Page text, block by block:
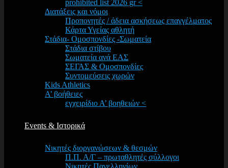
prohibited list 2026 gr <
Διατάξεις και νόμοι
Προπονητές / άδεια ασκήσεως επαγγέλματος
Κάρτα Υγείας αθλητή
Στάδια- Ομοσπονδίες -Σωματεία
Στάδια στίβου
Σωματεία ανά ΕΑΣ
ΣΕΓΑΣ & Ομοσπονδίες
Συντομεύσεις χωρών
Kids Athletics
Α’ βοήθειες
εγχειρίδιο Α’ βοηθειών <
Events & Ιστορικά
Νικητές διοργανώσεων & θεσμών
Π.Π. Α/Γ – πρωταθλητές σύλλογοι
Νικητές Πανελληνίων